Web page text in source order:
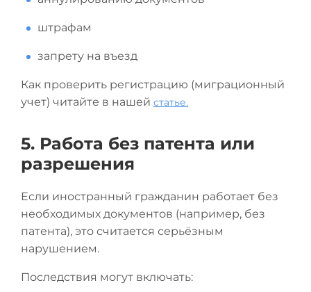
штрафам
запрету на въезд
Как проверить регистрацию (миграционный
учет) читайте в нашей статье.
5. Работа без патента или
разрешения
Если иностранный гражданин работает без
необходимых документов (например, без
патента), это считается серьёзным
нарушением.
Последствия могут включать: